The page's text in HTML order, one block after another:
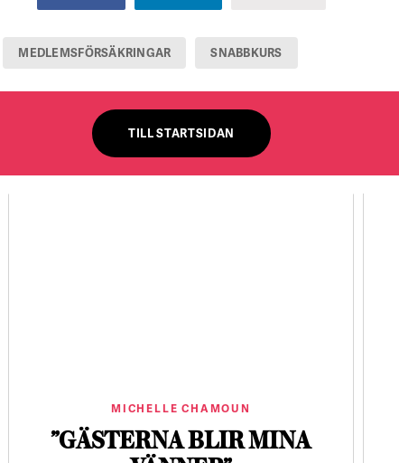
MEDLEMSFÖRSÄKRINGAR SNABBKURS
TILL STARTSIDAN
MICHELLE CHAMOUN
”GÄSTERNA BLIR MINA